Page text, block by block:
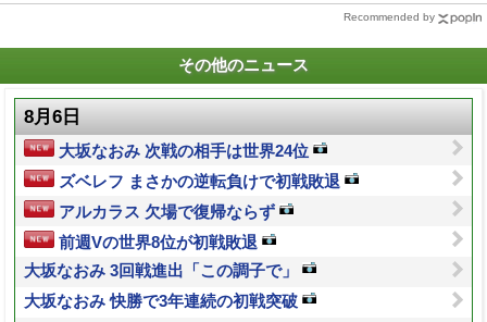
Recommended by
その他のニュース
8月6日
大坂なおみ 次戦の相手は世界24位
ズベレフ まさかの逆転負けで初戦敗退
アルカラス 欠場で復帰ならず
前週Vの世界8位が初戦敗退
大坂なおみ 3回戦進出「この調子で」
大坂なおみ 快勝で3年連続の初戦突破